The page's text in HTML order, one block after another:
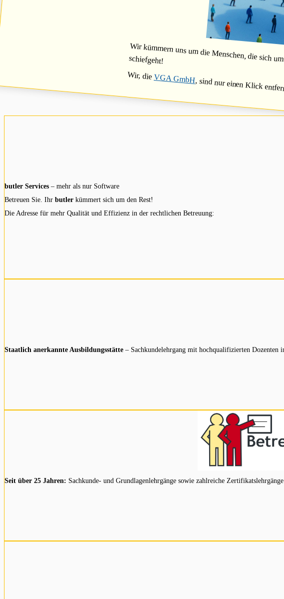
Wir kümmern uns um die Menschen, die sich
schiefgeht!
Wir, dieVGA GmbH, sind nur einen Klick
butler Services – mehr als nur Software
Betreuen Sie. Ihr butler kümmert sich um den Rest!
Die Adresse für mehr Qualität und Effizienz in der rechtlichen Betreuung:
Staatlich anerkannte Ausbildungsstätte – Sachkundelehrgang mit hochqualifizierten
Seit über 25 Jahren: Sachkunde- und Grundlagenlehrgänge sowie zahlreiche